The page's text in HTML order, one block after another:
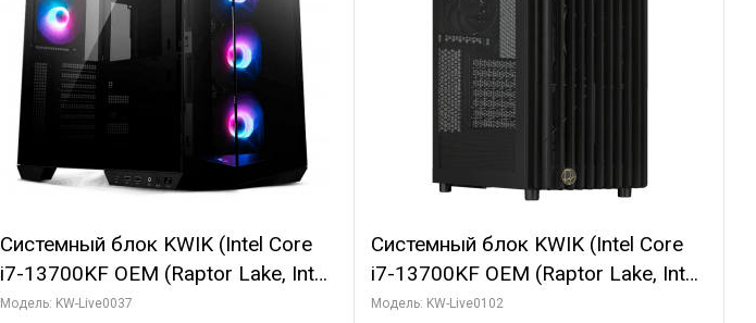
Системный блок KWIK (Intel Core
i7-13700KF OEM (Raptor Lake, Intel
7, C16 8EC/8PC/ 32 ГБ ОЗУ (2
Модель: KW-Live0037
Системный блок KWIK (Intel Core
i7-13700KF OEM (Raptor Lake, Intel
7, C16 8EC/8PC/ 32 ГБ ОЗУ (2
Модель: KW-Live0102